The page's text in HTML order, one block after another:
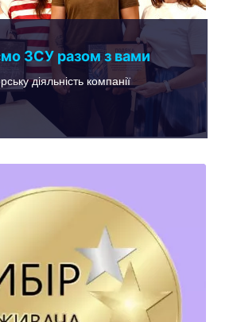
ЗСУ разом з вами
діяльність компанії